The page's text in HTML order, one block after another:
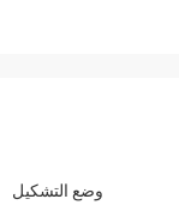
وضع التشكيل